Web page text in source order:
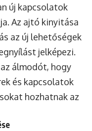
új kapcsolatok
Az ajtó kinyitása
az új lehetőségek
jelképezi.
álmodót, hogy
és kapcsolatok
hozhatnak az